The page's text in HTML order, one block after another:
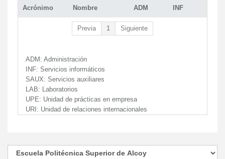
Acrónimo Nombre ADM INF
Previa 1 Siguiente
ADM: Administración
INF: Servicios informáticos
SAUX: Servicios auxiliares
LAB: Laboratorios
UPE: Unidad de prácticas en empresa
URI: Unidad de relaciones internacionales